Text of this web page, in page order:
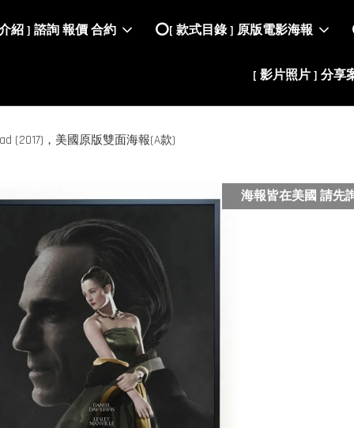
紹 ] 諮詢 報價 合約 ⭕️[ 款式目錄 ] 原版電影海報
[ 影片照片 ] 分享
(2017)，美國原版雙面海報(A款)
海報皆在美國 請先